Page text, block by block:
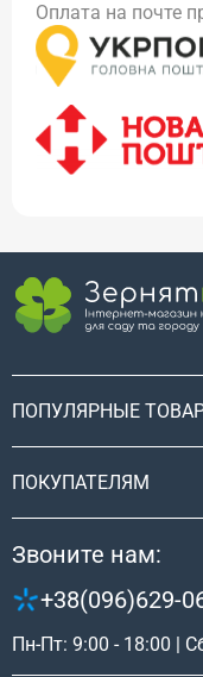
Оплата на почте
ПОПУЛЯРНЫЕ
ПОКУПАТЕЛЯМ
Звоните нам:
+38(096)629-
Пн-Пт: 9:00 - 18:00 |